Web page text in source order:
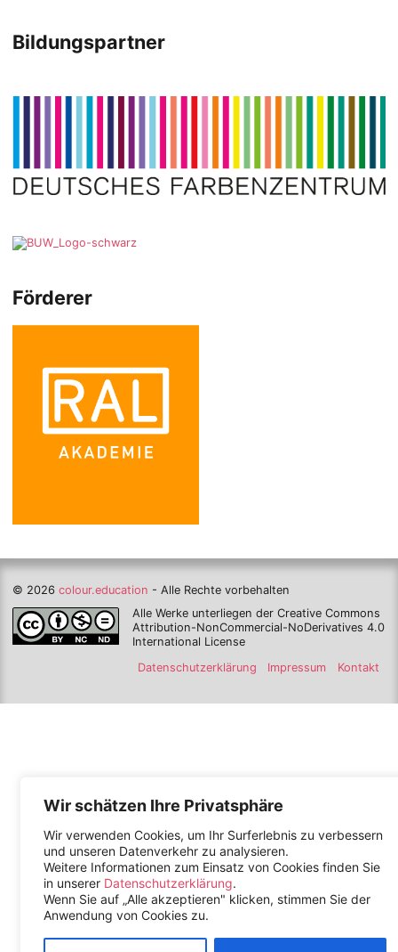
Wir schätzen Ihre Privatsphäre
Wir verwenden Cookies, um Ihr Surferlebnis zu verbessern
und unseren Datenverkehr zu analysieren.
Weitere Informationen zum Einsatz von Cookies finden Sie
in unserer Datenschutzerklärung.
Wenn Sie auf „Alle akzeptieren" klicken, stimmen Sie der
Anwendung von Cookies zu.
Bildungspartner
Förderer
© 2026 colour.education - Alle Rechte vorbehalten
Alle Werke unterliegen der Creative Commons
Attribution-NonCommercial-NoDerivatives 4.0
International License
Datenschutzerklärung
Impressum Kontakt